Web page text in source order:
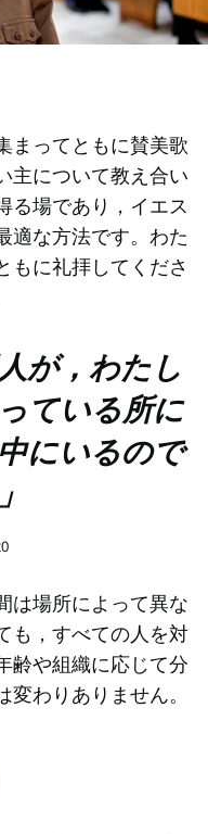
まってともに賛美歌
主について教え合い
る場であり，イエス
適な方法です。わた
もに礼拝してくださ
が，わたし
ている所に
にいるので
は場所によって異な
も，すべての人を対
齢や組織に応じて分
変わりありません。